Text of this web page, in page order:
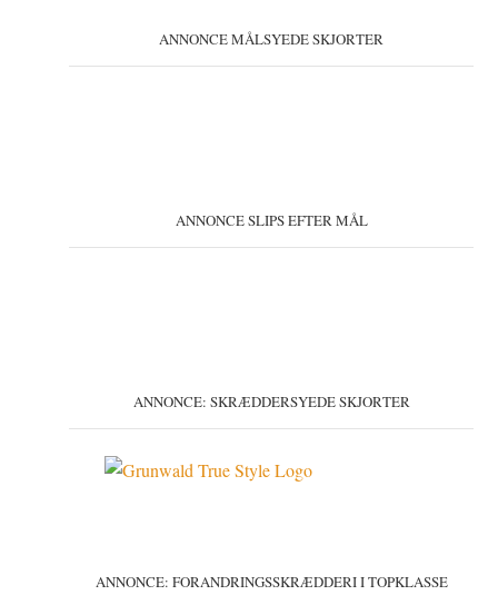
ANNONCE MÅLSYEDE SKJORTER
ANNONCE SLIPS EFTER MÅL
ANNONCE: SKRÆDDERSYEDE SKJORTER
ANNONCE: FORANDRINGSSKRÆDDERI I TOPKLASSE